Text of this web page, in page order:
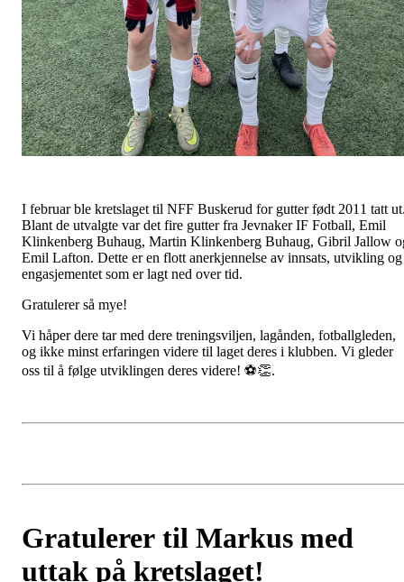
I februar ble kretslaget til NFF Buskerud for gutter født 2011 tatt
Blant de utvalgte var det fire gutter fra Jevnaker IF Fotball, Emil
Klinkenberg Buhaug, Martin Klinkenberg Buhaug, Gibril Jallow
Emil Lafton. Dette er en flott anerkjennelse av innsats, utvikling og
engasjementet som er lagt ned over tid.
Gratulerer så mye!
Vi håper dere tar med dere treningsviljen, lagånden, fotballgleden,
og ikke minst erfaringen videre til laget deres i klubben. Vi gleder
oss til å følge utviklingen deres videre! ⚽👏.
Gratulerer til Markus med
uttak på kretslaget!